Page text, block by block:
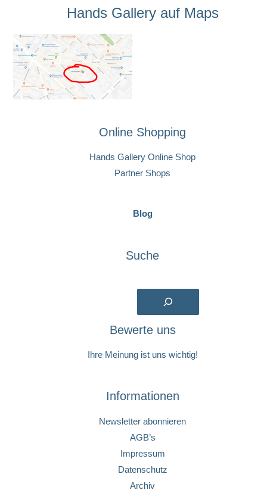
Hands Gallery auf Maps
Online Shopping
Hands Gallery Online Shop
Partner Shops
Blog
Suche
Bewerte uns
Ihre Meinung ist uns wichtig!
Informationen
Newsletter abonnieren
AGB’s
Impressum
Datenschutz
Archiv